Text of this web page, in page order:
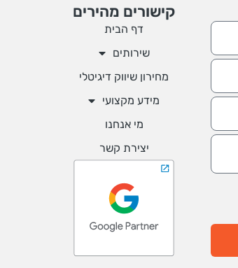
קישורים מהירים
דף הבית
שירותים
מחירון שיווק דיגיטלי
מידע מקצועי
מי אנחנו
יצירת קשר